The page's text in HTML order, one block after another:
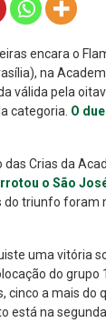
encara o
na
válida pela
categoria. O
Crias da
o São
do triunfo foram
uma vitória
do grupo
cinco a mais do
está na